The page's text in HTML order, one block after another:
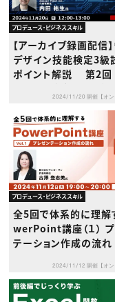
プロデュース・ビジネススキル
【アーカイブ録画配信
デザイン技能検定3
ポイント解説 第2
科：ウェブデザイン技
L,CSS,JavaScript）
2024/11/20 開催【オン
プロデュース・ビジネススキル
全5回で体系的に理解
werPoint講座（１）
テーション作成の流れ
2024/11/12 開催【オン